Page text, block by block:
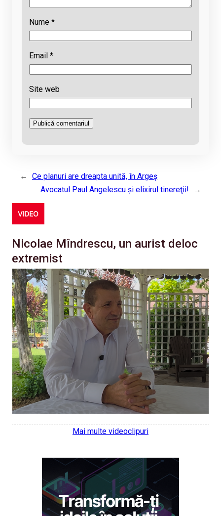
Nume *
Email *
Site web
←
Ce planuri are dreapta unită, în Argeș
Avocatul Paul Angelescu şi elixirul tinereţii!
→
VIDEO
Nicolae Mîndrescu, un aurist deloc
extremist
Mai multe videoclipuri